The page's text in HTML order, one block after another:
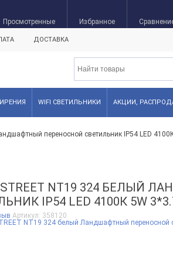
Просмотренные Избранное
ДОСТАВКА
WIFI СВЕТИЛЬНИКИ АКЦИИ,
переносной светильник IP54 LED
STREET NT19 324 БЕЛЫЙ
IP54 LED 4100К 5W
Артикул: 358120